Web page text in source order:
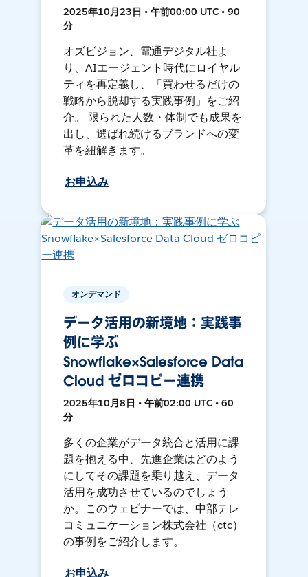
2025年10月23日 • 午前00:00 UTC • 90
分
オズビジョン、電通デジタル社よ
り、AIエージェント時代にロイヤル
ティを再定義し、「買わせるだけの
戦略から脱却する実践事例」をご紹
介。 限られた人数・体制でも成果を
出し、選ばれ続けるブランドへの変
革を紐解きます。
お申込み
オンデマンド
データ活用の新境地：実践事
例に学ぶ
Snowflake×Salesforce Data
Cloud ゼロコピー連携
2025年10月8日 • 午前02:00 UTC • 60
分
多くの企業がデータ統合と活用に課
題を抱える中、先進企業はどのよう
にしてその課題を乗り越え、データ
活用を成功させているのでしょう
か。このウェビナーでは、中部テレ
コミュニケーション株式会社（ctc）
の事例をご紹介します。
お申込み